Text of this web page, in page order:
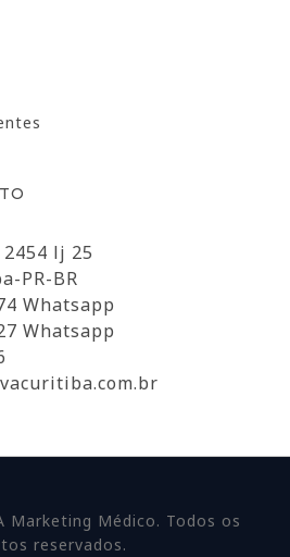
lj 25
PR-BR
Whatsapp
Whatsapp
Marketing Médico. Todos os
reservados.